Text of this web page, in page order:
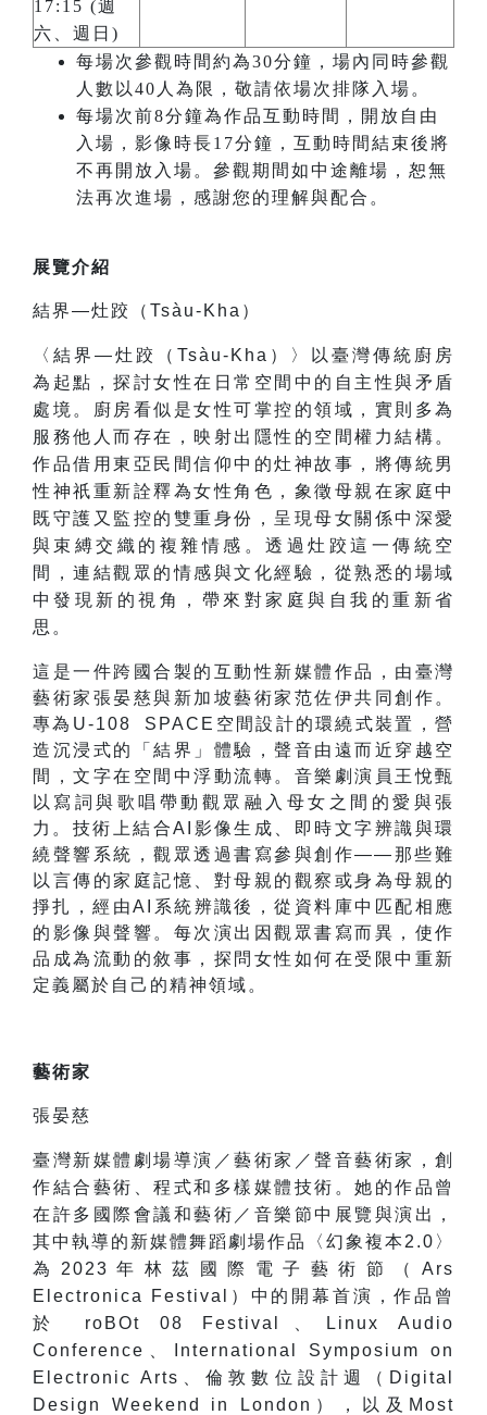
17:15 (週
六、週日)
每場次參觀時間約為30分鐘，場內同時參觀
人數以40人為限，敬請依場次排隊入場。
每場次前8分鐘為作品互動時間，開放自由
入場，影像時長17分鐘，互動時間結束後將
不再開放入場。參觀期間如中途離場，恕無
法再次進場，感謝您的理解與配合。
展覽介紹
結界—灶跤（Tsàu-Kha）
〈結界—灶跤（Tsàu-Kha）〉以臺灣傳統廚房
為起點，探討女性在日常空間中的自主性與矛盾
處境。廚房看似是女性可掌控的領域，實則多為
服務他人而存在，映射出隱性的空間權力結構。
作品借用東亞民間信仰中的灶神故事，將傳統男
性神祇重新詮釋為女性角色，象徵母親在家庭中
既守護又監控的雙重身份，呈現母女關係中深愛
與束縛交織的複雜情感。透過灶跤這一傳統空
間，連結觀眾的情感與文化經驗，從熟悉的場域
中發現新的視角，帶來對家庭與自我的重新省
思。
這是一件跨國合製的互動性新媒體作品，由臺灣
藝術家張晏慈與新加坡藝術家范佐伊共同創作。
專為U-108 SPACE空間設計的環繞式裝置，營
造沉浸式的「結界」體驗，聲音由遠而近穿越空
間，文字在空間中浮動流轉。音樂劇演員王悅甄
以寫詞與歌唱帶動觀眾融入母女之間的愛與張
力。技術上結合AI影像生成、即時文字辨識與環
繞聲響系統，觀眾透過書寫參與創作——那些難
以言傳的家庭記憶、對母親的觀察或身為母親的
掙扎，經由AI系統辨識後，從資料庫中匹配相應
的影像與聲響。每次演出因觀眾書寫而異，使作
品成為流動的敘事，探問女性如何在受限中重新
定義屬於自己的精神領域。
藝術家
張晏慈
臺灣新媒體劇場導演／藝術家／聲音藝術家，創
作結合藝術、程式和多樣媒體技術。她的作品曾
在許多國際會議和藝術／音樂節中展覽與演出，
其中執導的新媒體舞蹈劇場作品〈幻象複本2.0〉
為2023年林茲國際電子藝術節（Ars
Electronica Festival）中的開幕首演，作品曾
於 roBOt 08 Festival、Linux Audio
Conference、International Symposium on
Electronic Arts、倫敦數位設計週（Digital
Design Weekend in London），以及Most